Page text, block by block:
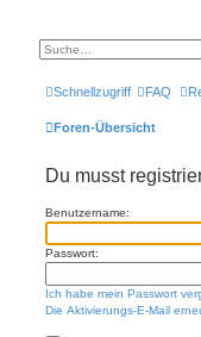
Schnellzugriff FAQ
Foren-Übersicht
Du musst
Benutzername:
Passwort:
Ich habe mein Passwort
Die Aktivierungs-E-Mail